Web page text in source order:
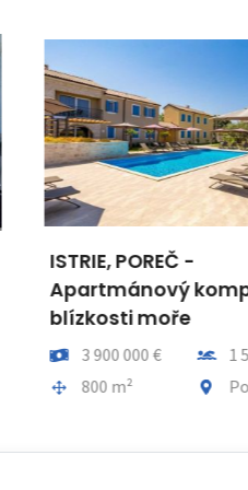
ISTRIE, POREČ -
Apartmánový
blízkosti moře
Cena3 900 000 €
1
Plocha celkem
800 m² Obec,Poreč